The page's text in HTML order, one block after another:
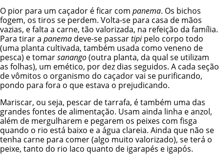
O pior para um caçador é ficar com panema. Os bichos
fogem, os tiros se perdem. Volta-se para casa de mãos
vazias, e falta a carne, tão valorizada, na refeição da família.
Para tirar a panema deve-se passartipipelo corpo todo
(uma planta cultivada, também usada como veneno de
pesca) e tomarsanango(outra planta, da qual se utilizam
as folhas), um emético, por dez dias seguidos. A cada seção
de vômitos o organismo do caçador vai se purificando,
pondo para fora o que estava o prejudicando.
Mariscar, ou seja, pescar de tarrafa, é também uma das
grandes fontes de alimentação. Usam ainda linha e anzol,
além de mergulharem e pegarem os peixes com fisga
quando o rio está baixo e a água clareia. Ainda que não se
tenha carne para comer (algo muito valorizado), se terá o
peixe, tanto do rio Iaco quanto de igarapés e igapós.